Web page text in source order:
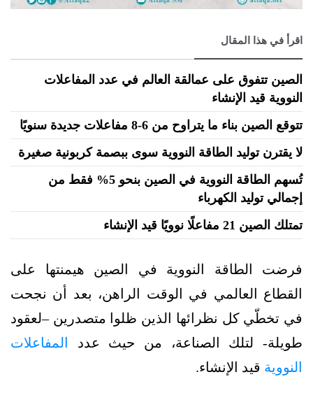
اقرأ في هذا المقال
الصين تتفوق على عمالقة العالم في عدد المفاعلات
النووية قيد الإنشاء
تتوقع الصين بناء ما يتراوح من 6-8 مفاعلات جديدة سنويًا
لا يقترن توليد الطاقة النووية سوى ببصمة كربونية صغيرة
تُسهم الطاقة النووية في الصين بنحو 5% فقط من
إجمالي توليد الكهرباء
تمتلك الصين 21 مفاعلًا نوويًا قيد الإنشاء
فرضت الطاقة النووية في الصين هيمنتها على
القطاع العالمي في الوقت الراهن، بعد أن نجحت
في تخطّي كل نظرائها الذين ظلوا متصدرين –لعقود
طويلة- لتلك الصناعة، من حيث عدد المفاعلات
النووية قيد الإنشاء.